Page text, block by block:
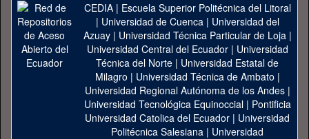
CEDIA| Escuela Superior Politécnica del Litoral
| Universidad de Cuenca| Universidad del
Azuay| Universidad Técnica Particular de Loja|
Universidad Central del Ecuador| Universidad
Técnica del Norte | Universidad Estatal de
Milagro | Universidad Técnica de Ambato |
Universidad Regional Autónoma de los Andes|
Universidad Tecnológica Equinoccial| Pontificia
Universidad Catolica del Ecuador | Universidad
Politécnica Salesiana | Universidad